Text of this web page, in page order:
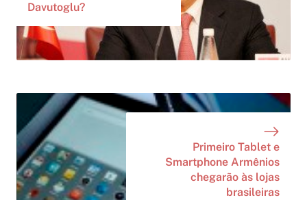
Davutoglu?
Primeiro Tablet e
Smartphone Armênios
chegarão às lojas
brasileiras